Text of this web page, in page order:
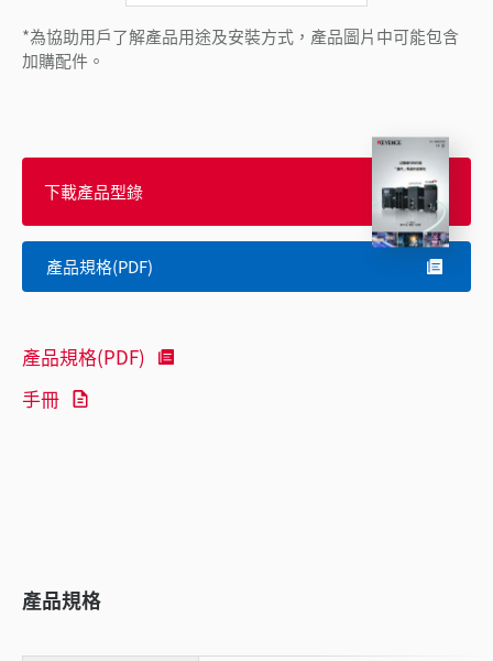
*為協助用戶了解產品用途及安裝方式，產品圖片中可能包含
加購配件。
下載產品型錄
產品規格(PDF)
產品規格(PDF)
手冊
產品規格